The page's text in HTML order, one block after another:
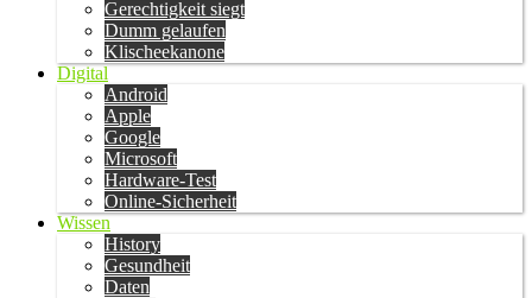
Gerechtigkeit siegt
Dumm gelaufen
Klischeekanone
Digital
Android
Apple
Google
Microsoft
Hardware-Test
Online-Sicherheit
Wissen
History
Gesundheit
Daten